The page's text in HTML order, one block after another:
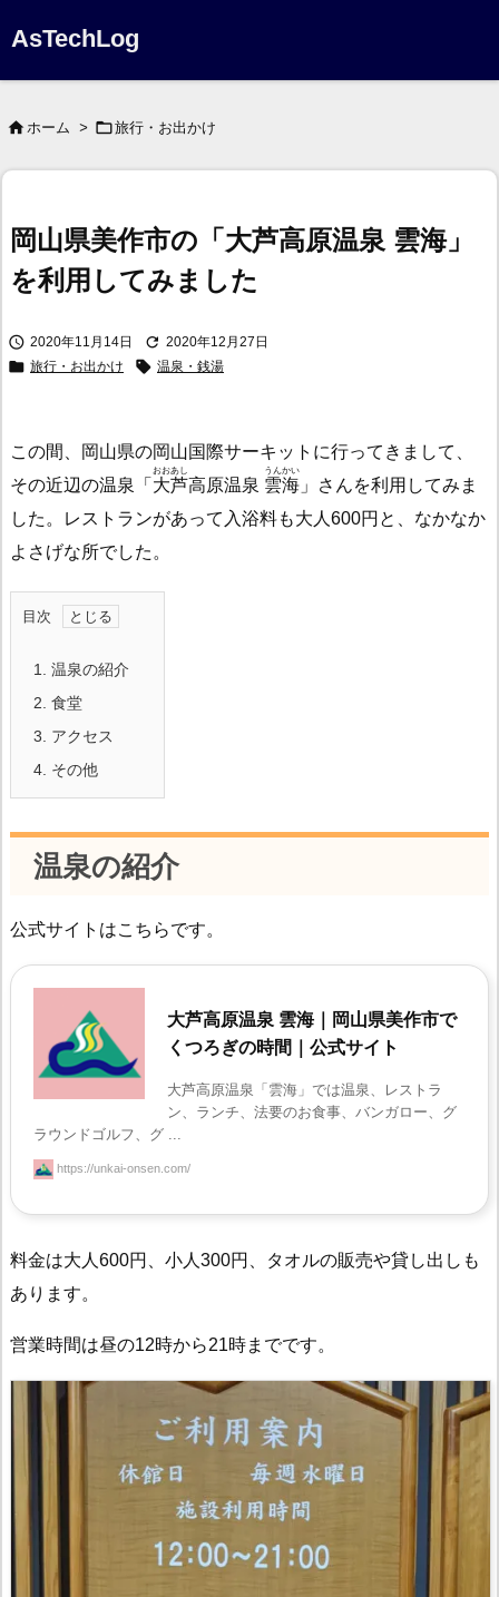
AsTechLog
 ホーム > 旅行・お出かけ
岡山県美作市の「大芦高原温泉 雲海」
を利用してみました
 2020年11月14日  2020年12月27日
 旅行・お出かけ  温泉・銭湯
この間、岡山県の岡山国際サーキットに行ってきまして、
その近辺の温泉「 大芦
おおあし
高原温泉 雲海
うんかい
」さんを利用してみま
した。レストランがあって入浴料も大人600円と、なかなか
よさげな所でした。
目次
1.
温泉の紹介
2. 食堂
3.
アクセス
4. その他
温泉の紹介
公式サイトはこちらです。
大芦高原温泉 雲海｜岡山県美作市で
くつろぎの時間｜公式サイト
大芦高原温泉「雲海」では温泉、レストラ
ン、ランチ、法要のお食事、バンガロー、グ
ラウンドゴルフ、グ ...
https://unkai-onsen.com/
料金は大人600円、小人300円、タオルの販売や貸し出しも
あります。
営業時間は昼の12時から21時までです。